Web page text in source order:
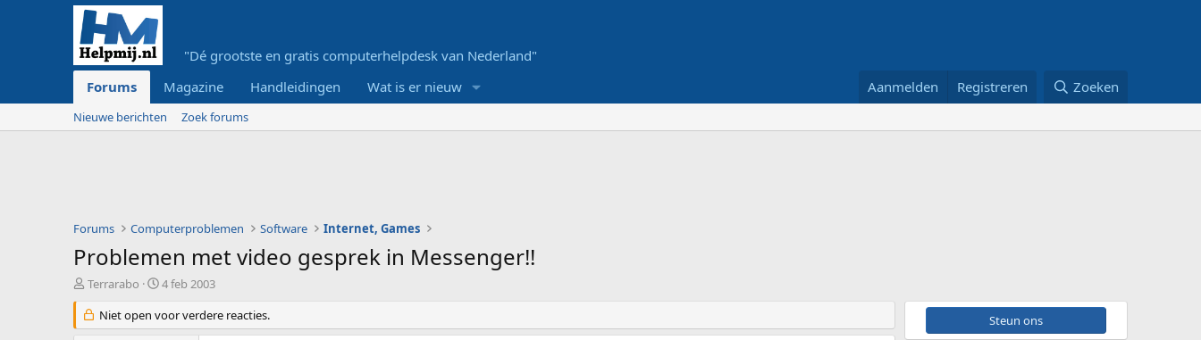
"Dé grootste en gratis computerhelpdesk van Nederland"
Forums
Magazine Handleidingen Wat is er nieuw Aanmelden Registreren Zoeken
Nieuwe berichten Zoek forums
Forums Computerproblemen Software Internet, Games
Problemen met video gesprek in Messenger!!
O
d
e
Terrarabo
S
a
r
4 feb 2003
Niet open voor verdere reacties.
Steun ons